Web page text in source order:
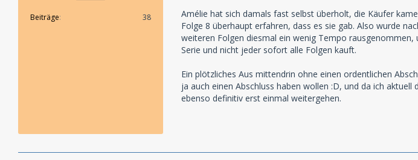
Beiträge 38
Amélie hat sich damals fast selbst überholt, die Käufer
Folge 8 überhaupt erfahren, dass es sie gab. Also wurde
weiteren Folgen diesmal ein wenig Tempo
Serie und nicht jeder sofort alle Folgen kauft.
Ein plötzliches Aus mittendrin ohne einen ordentlichen
ja auch einen Abschluss haben wollen :D, und da ich
ebenso definitiv erst einmal weitergehen.